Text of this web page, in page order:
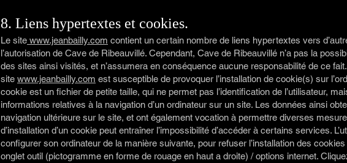
8. Liens hypertextes et cookies.
Le site www.jeanbailly.com contient un certain nombre de liens hypertextes vers
l’autorisation de Cave de Ribeauvillé. Cependant, Cave de Ribeauvillé n’a pas la
des sites ainsi visités, et n’assumera en conséquence aucune responsabilité de ce
site www.jeanbailly.com est susceptible de provoquer l’installation de cookie(s) sur
cookie est un fichier de petite taille, qui ne permet pas l’identification de l’utilisateur,
informations relatives à la navigation d’un ordinateur sur un site. Les données ainsi
navigation ultérieure sur le site, et ont également vocation à permettre diverses
d’installation d’un cookie peut entraîner l’impossibilité d’accéder à certains services.
configurer son ordinateur de la manière suivante, pour refuser l’installation des
onglet outil (pictogramme en forme de rouage en haut a droite) / options internet.